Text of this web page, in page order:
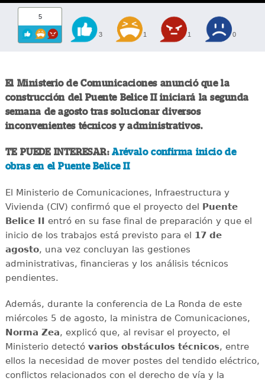
5
3 1 1 0
El Ministerio de Comunicaciones anunció que la
construcción del Puente Belice II iniciará la segunda
semana de agosto tras solucionar diversos
inconvenientes técnicos y administrativos.
TE PUEDE INTERESAR:Arévalo confirma inicio de
obras en el Puente Belice II
El Ministerio de Comunicaciones, Infraestructura y
Vivienda (CIV) confirmó que el proyecto del Puente
Belice II entró en su fase final de preparación y que el
inicio de los trabajos está previsto para el 17 de
agosto, una vez concluyan las gestiones
administrativas, financieras y los análisis técnicos
pendientes.
Además, durante la conferencia de La Ronda de este
miércoles 5 de agosto, la ministra de Comunicaciones,
Norma Zea, explicó que, al revisar el proyecto, el
Ministerio detectó varios obstáculos técnicos, entre
ellos la necesidad de mover postes del tendido eléctrico,
conflictos relacionados con el derecho de vía y la